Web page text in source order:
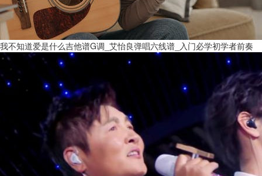
我不知道爱是什么吉他谱G调_艾怡良弹唱六线谱_入门必学初学者前奏